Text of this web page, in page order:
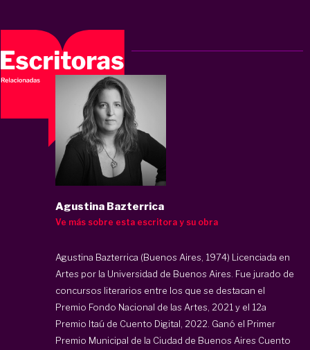
Agustina Bazterrica
Ve más sobre esta escritora y su obra
Agustina Bazterrica (Buenos Aires, 1974) Licenciada en
Artes por la Universidad de Buenos Aires. Fue jurado de
concursos literarios entre los que se destacan el
Premio Fondo Nacional de las Artes, 2021 y el 12a
Premio Itaú de Cuento Digital, 2022. Ganó el Primer
Premio Municipal de la Ciudad de Buenos Aires Cuento